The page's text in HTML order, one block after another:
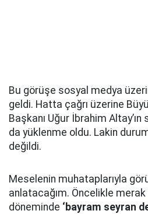
Bu görüşe sosyal medya
geldi. Hatta çağrı üzerine
Başkanı Uğur İbrahim
da yüklenme oldu. Lakin
değildi.
Meselenin muhataplarıyla
anlatacağım. Öncelikle
döneminde ‘bayram seyran